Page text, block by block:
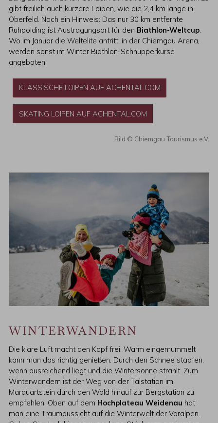
gibt freilich auch kürzere Loipen, wie die 2,4 km lange in
Oberfeld. Noch ein Hinweis: Das nur 30 km entfernte
Ruhpolding ist Austragungsort für den Biathlon-Weltcup.
Wo im Januar die Weltelite antritt, in der Chiemgau Arena,
werden sonst im Winter Biathlon-Schnupperkurse
angeboten.
KLASSISCHE LOIPEN AUF ACHENTAL.COM
SKATING LOIPEN AUF ACHENTAL.COM
Chiemgau Tourismus e.V.
WINTERWANDERN
Die klare Luft macht den Kopf frei. Warm eingemummelt
kann man das richtig genießen. Durch den Schnee stapfen,
wenn ausreichend liegt und die Wintersonne strahlt. Zum
Winterwandern ist der Weg von der Talstation im
Marquartstein durch den Wald hinauf zur Bergstation zu
empfehlen. Oben auf dem Hochplateau Weidenau hat
man eine Traumaussicht auf die Winterwelt der Voralpen.